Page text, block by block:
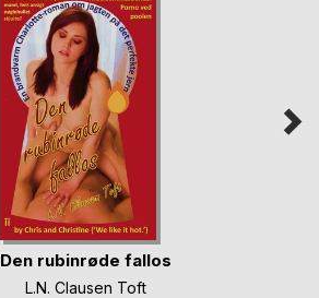
Den rubinrøde fallos
L.N. Clausen Toft